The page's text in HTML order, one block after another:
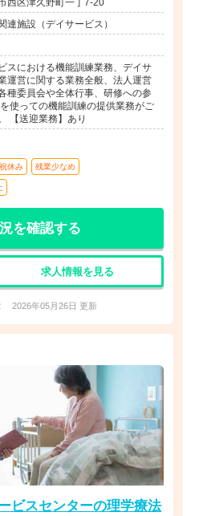
西区津久野町一丁7-20
連施設（デイサービス）
スにおける機能訓練業務、デイサ
運営に関する業務全般、法人運営
種委員会や全体行事、研修への参
使っての機能訓練の提供業務がご
【送迎業務】あり
休み 残業少なめ
を確認する
求人情報を見る
2026年05月26日 更新
ビスセンターの理学療法